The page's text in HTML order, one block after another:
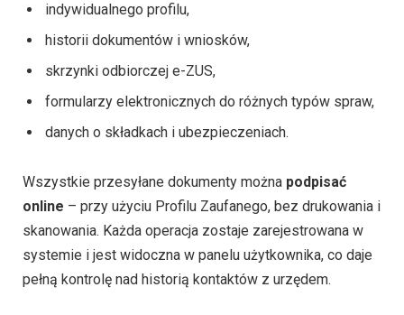
indywidualnego profilu,
historii dokumentów i wniosków,
skrzynki odbiorczej e-ZUS,
formularzy elektronicznych do różnych typów spraw,
danych o składkach i ubezpieczeniach.
Wszystkie przesyłane dokumenty można podpisać
online – przy użyciu Profilu Zaufanego, bez drukowania i
skanowania. Każda operacja zostaje zarejestrowana w
systemie i jest widoczna w panelu użytkownika, co daje
pełną kontrolę nad historią kontaktów z urzędem.